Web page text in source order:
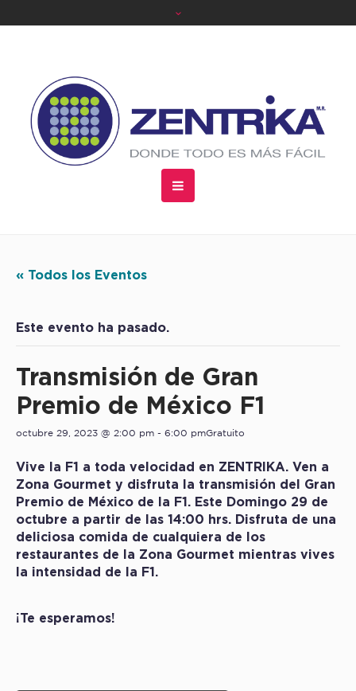
« Todos los Eventos
Este evento ha pasado.
Transmisión de Gran
Premio de México F1
octubre 29, 2023 @ 2:00 pm - 6:00 pmGratuito
Vive la F1 a toda velocidad en ZENTRIKA. Ven a
Zona Gourmet y disfruta la transmisión del Gran
Premio de México de la F1. Este Domingo 29 de
octubre a partir de las 14:00 hrs. Disfruta de una
deliciosa comida de cualquiera de los
restaurantes de la Zona Gourmet mientras vives
la intensidad de la F1.
¡Te esperamos!